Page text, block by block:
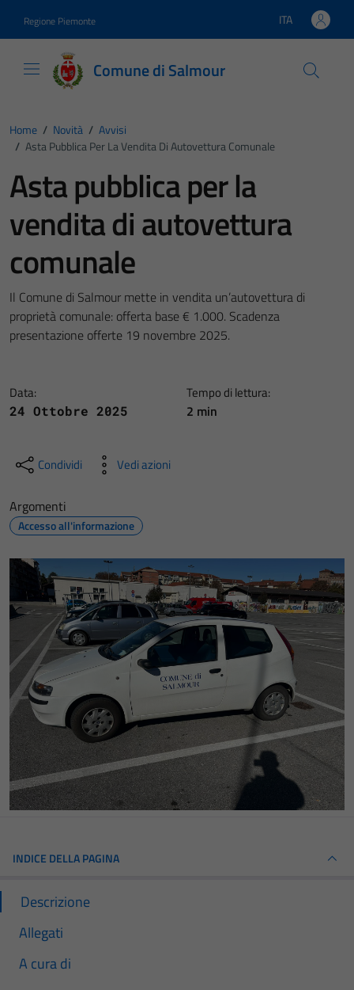
Regione Piemonte Lingua attiva:
ITA
Comune di Salmour
Home / Novità / Avvisi
/ Asta Pubblica Per La Vendita Di Autovettura Comunale
Asta pubblica per la
vendita di autovettura
comunale
Il Comune di Salmour mette in vendita un’autovettura di
proprietà comunale: offerta base € 1.000. Scadenza
presentazione offerte 19 novembre 2025.
Data:
24 Ottobre 2025
Tempo di lettura:
2 min
Condividi Vedi azioni
Argomenti
Accesso all'informazione
INDICE DELLA PAGINA
Descrizione
Allegati
A cura di